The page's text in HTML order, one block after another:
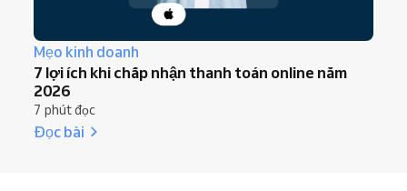
Mẹo kinh doanh
7 lợi ích khi chấp nhận thanh toán online năm
2026
7 phút đọc
Đọc bài